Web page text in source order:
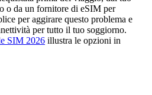
o da un fornitore di eSIM per
per aggirare questo problema e
per tutto il tuo soggiorno.
SIM 2026 illustra le opzioni in